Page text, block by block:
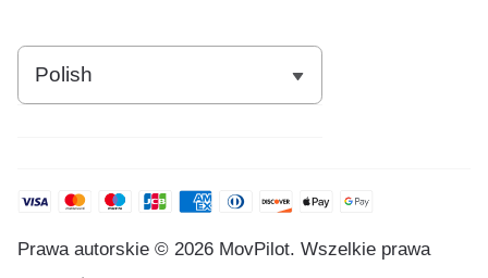
Prawa autorskie © 2026 MovPilot. Wszelkie prawa